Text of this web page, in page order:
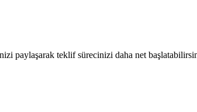
paylaşarak teklif sürecinizi daha net